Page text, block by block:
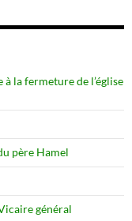
la fermeture de l’église
père Hamel
général